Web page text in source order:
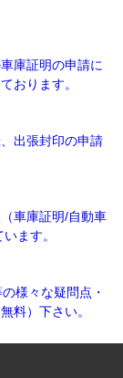
庫証明の申請に
おります。
出張封印の申請
車庫証明/自動車
ます。
様々な疑問点・
料）下さい。